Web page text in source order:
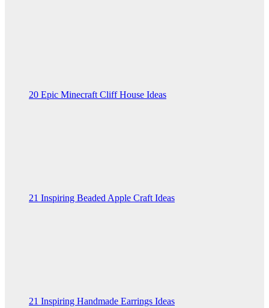
20 Epic Minecraft Cliff House Ideas
21 Inspiring Beaded Apple Craft Ideas
21 Inspiring Handmade Earrings Ideas